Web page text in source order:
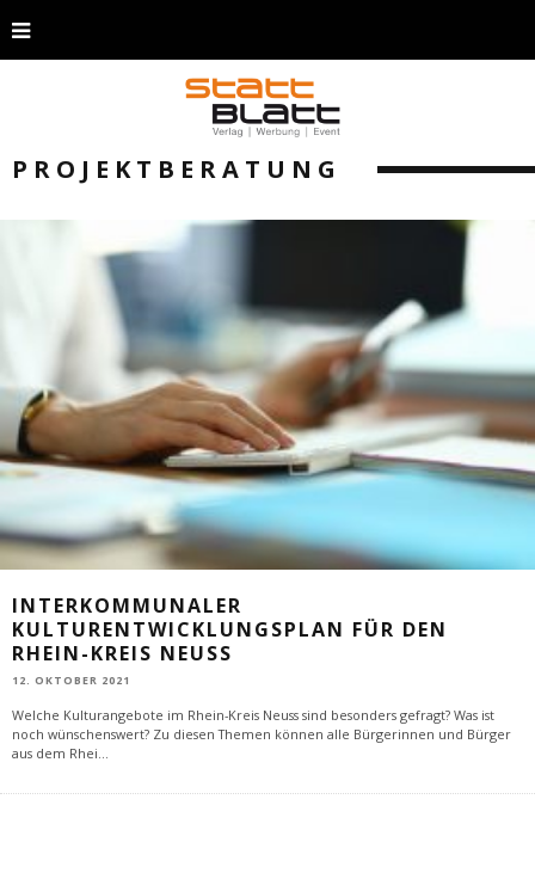
PROJEKTBERATUNG
INTERKOMMUNALER
KULTURENTWICKLUNGSPLAN FÜR DEN
RHEIN-KREIS NEUSS
12. OKTOBER 2021
Welche Kulturangebote im Rhein-Kreis Neuss sind besonders gefragt? Was ist
noch wünschenswert? Zu diesen Themen können alle Bürgerinnen und Bürger
aus dem Rhei...